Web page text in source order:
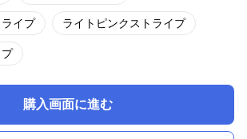
イプ ライトピンクストライプ
購入画面に進む